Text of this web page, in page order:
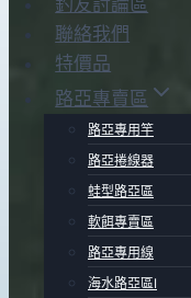
釣友討論區
聯絡我們
特價品
路亞專賣區
路亞專用竿
路亞捲線器
蛙型路亞區
軟餌專賣區
路亞專用線
海水路亞區Ⅰ